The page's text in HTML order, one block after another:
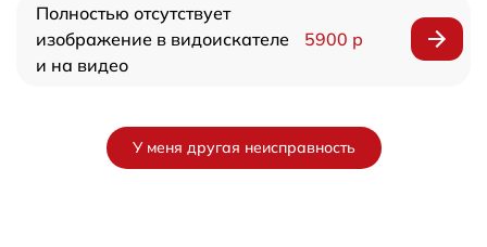
Полностью отсутствует
изображение в видоискателе
и на видео
5900 р
У меня другая неисправность